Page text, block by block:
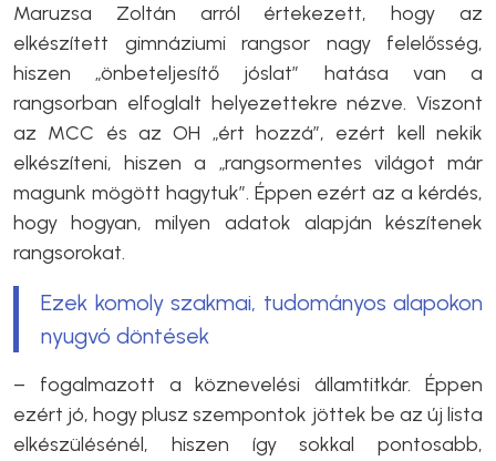
Maruzsa Zoltán arról értekezett, hogy az
elkészített gimnáziumi rangsor nagy felelősség,
hiszen „önbeteljesítő jóslat” hatása van a
rangsorban elfoglalt helyezettekre nézve. Viszont
az MCC és az OH „ért hozzá”, ezért kell nekik
elkészíteni, hiszen a „rangsormentes világot már
magunk mögött hagytuk”. Éppen ezért az a kérdés,
hogy hogyan, milyen adatok alapján készítenek
rangsorokat.
Ezek komoly szakmai, tudományos alapokon
nyugvó döntések
– fogalmazott a köznevelési államtitkár. Éppen
ezért jó, hogy plusz szempontok jöttek be az új lista
elkészülésénél, hiszen így sokkal pontosabb,